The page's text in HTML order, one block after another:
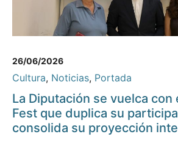
26/06/2026
Cultura, Noticias, Portada
La Diputación se vuelca con
Fest que duplica su
consolida su proyección